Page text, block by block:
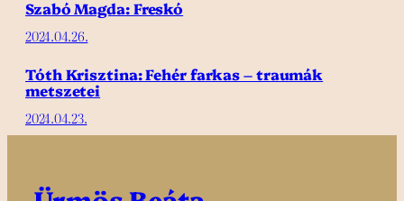
Szabó Magda: Freskó
2024.04.26.
Tóth Krisztina: Fehér farkas – traumák
metszetei
2024.04.23.